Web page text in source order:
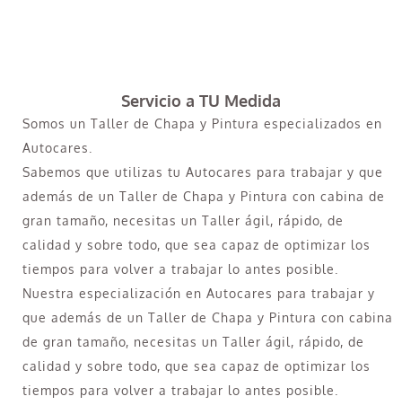
Servicio a TU Medida
Somos un Taller de Chapa y Pintura especializados en
Autocares.
Sabemos que utilizas tu Autocares para trabajar y que
además de un Taller de Chapa y Pintura con cabina de
gran tamaño, necesitas un Taller ágil, rápido, de
calidad y sobre todo, que sea capaz de optimizar los
tiempos para volver a trabajar lo antes posible.
Nuestra especialización en Autocares para trabajar y
que además de un Taller de Chapa y Pintura con cabina
de gran tamaño, necesitas un Taller ágil, rápido, de
calidad y sobre todo, que sea capaz de optimizar los
tiempos para volver a trabajar lo antes posible.